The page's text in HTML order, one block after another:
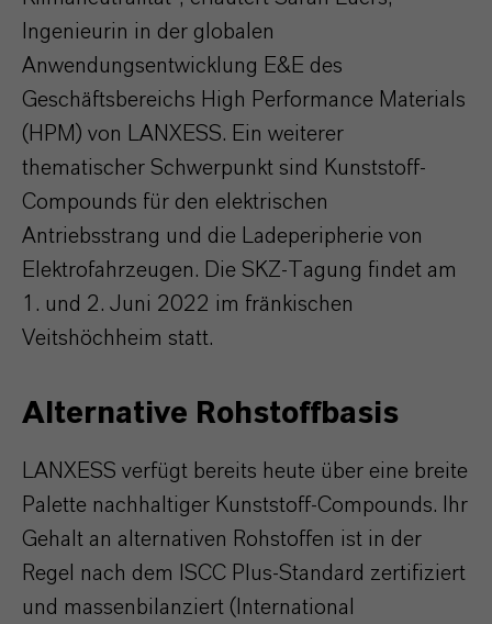
Ingenieurin in der globalen
Anwendungsentwicklung E&E des
Geschäftsbereichs High Performance Materials
(HPM) von LANXESS. Ein weiterer
thematischer Schwerpunkt sind Kunststoff-
Compounds für den elektrischen
Antriebsstrang und die Ladeperipherie von
Elektrofahrzeugen. Die SKZ-Tagung findet am
1. und 2. Juni 2022 im fränkischen
Veitshöchheim statt.
Alternative Rohstoffbasis
LANXESS verfügt bereits heute über eine breite
Palette nachhaltiger Kunststoff-Compounds. Ihr
Gehalt an alternativen Rohstoffen ist in der
Regel nach dem ISCC Plus-Standard zertifiziert
und massenbilanziert (International